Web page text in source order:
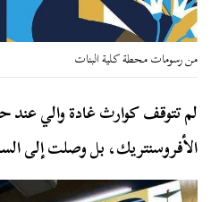
من رسومات محطة كلية البنات
لم تتوقف كوارث غادة والي عند
الأفروسنتريك، بل وصلت إلى